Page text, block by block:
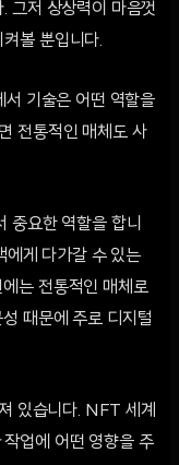
그저 상상력이 마음껏
볼 뿐입니다.
서 기술은 어떤 역할을
전통적인 매체도 사
중요한 역할을 합니
에게 다가갈 수 있는
는 전통적인 매체로
때문에 주로 디지털
있습니다. NFT 세계
업에 어떤 영향을 주